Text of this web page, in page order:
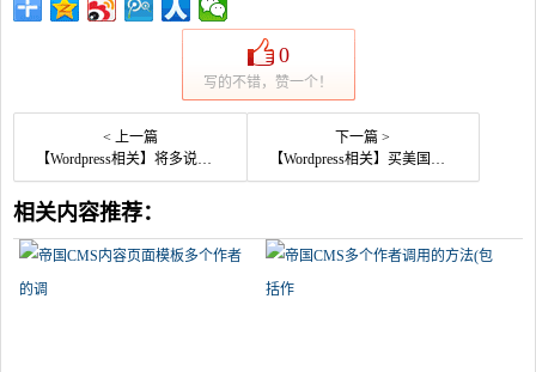
0
写的不错，赞一个！
< 上一篇
【Wordpress相关】将多说作为静态页面的数据库
下一篇 >
【Wordpress相关】买美国主机，找HostUCan
相关内容推荐：